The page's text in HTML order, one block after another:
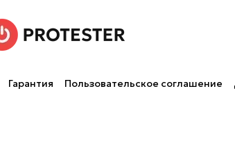
Гарантия Пользовательское соглашение